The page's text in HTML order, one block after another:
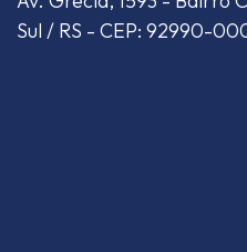
Sul / RS - CEP: 92990-